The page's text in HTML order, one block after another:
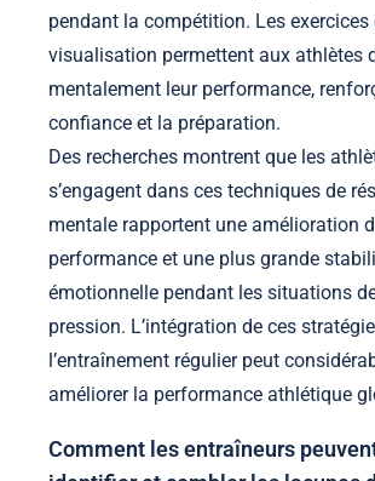
pendant la compétition. Les exercices
visualisation permettent aux athlètes
mentalement leur performance,
confiance et la préparation.
Des recherches montrent que les
s’engagent dans ces techniques de
mentale rapportent une amélioration
performance et une plus grande
émotionnelle pendant les situations
pression. L’intégration de ces
l’entraînement régulier peut
améliorer la performance athlétique
Comment les entraîneurs